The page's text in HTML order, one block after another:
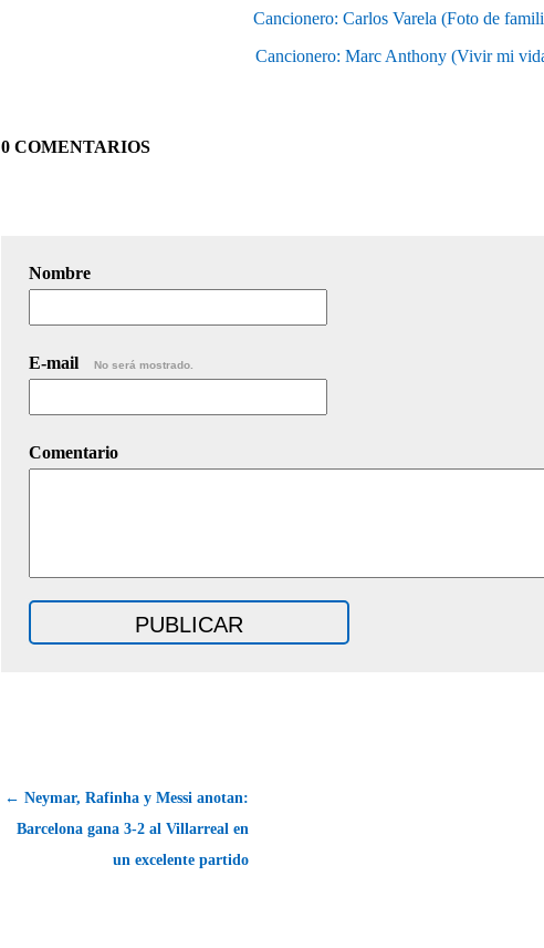
Cancionero: Carlos Varela (Foto de
Cancionero: Marc Anthony (Vivir mi
0 COMENTARIOS
Nombre
E-mail No será mostrado.
Comentario
← Neymar, Rafinha y Messi anotan:
Barcelona gana 3-2 al Villarreal en
un excelente partido